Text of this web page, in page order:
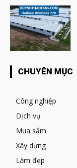
CHUYÊN MỤC
Công nghiệp
Dịch vụ
Mua sắm
Xây dựng
Làm đẹp